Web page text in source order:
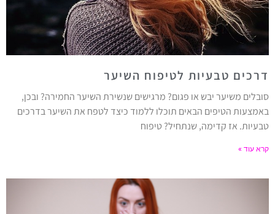
דרכים טבעיות לטיפוח השיער
סובלים משיער יבש או פגום? מרגישים שנשירת השיער החמירה? ובכן,
באמצעות הטיפים הבאים תוכלו ללמוד כיצד לטפח את השיער בדרכים
טבעיות. אז קדימה, שנתחיל? טיפוח
קרא עוד »